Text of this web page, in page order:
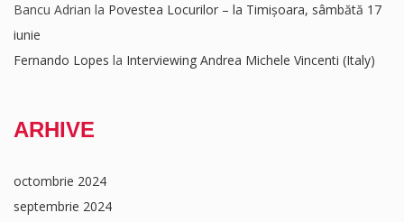
Bancu Adrian la Povestea Locurilor – la Timișoara, sâmbătă 17
iunie
Fernando Lopes la Interviewing Andrea Michele Vincenti (Italy)
ARHIVE
octombrie 2024
septembrie 2024